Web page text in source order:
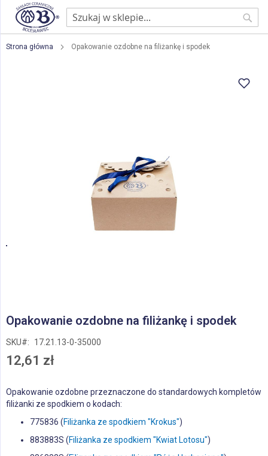
Strona główna Opakowanie ozdobne na filiżankę i spodek
na
galerii
Opakowanie ozdobne na filiżankę i spodek
SKU 17.21.13-0-35000
12,61 zł
Opakowanie ozdobne przeznaczone do standardowych kompletów
filiżanki ze spodkiem o kodach:
775836 (Filiżanka ze spodkiem "Krokus")
883883S (Filiżanka ze spodkiem "Kwiat Lotosu")